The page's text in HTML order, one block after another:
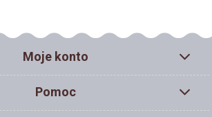
Moje konto
Pomoc